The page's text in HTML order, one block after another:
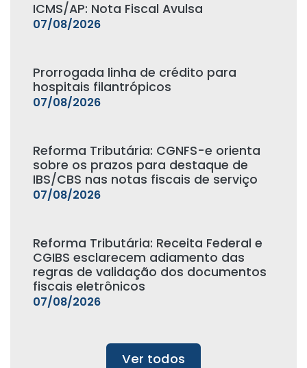
ICMS/AP: Nota Fiscal Avulsa
07/08/2026
Prorrogada linha de crédito para
hospitais filantrópicos
07/08/2026
Reforma Tributária: CGNFS-e orienta
sobre os prazos para destaque de
IBS/CBS nas notas fiscais de serviço
07/08/2026
Reforma Tributária: Receita Federal e
CGIBS esclarecem adiamento das
regras de validação dos documentos
fiscais eletrônicos
07/08/2026
Ver todos